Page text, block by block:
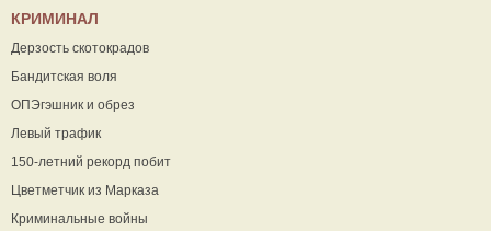
КРИМИНАЛ
Дерзость скотокрадов
Бандитская воля
ОПЭгэшник и обрез
Левый трафик
150-летний рекорд побит
Цветметчик из Марказа
Криминальные войны